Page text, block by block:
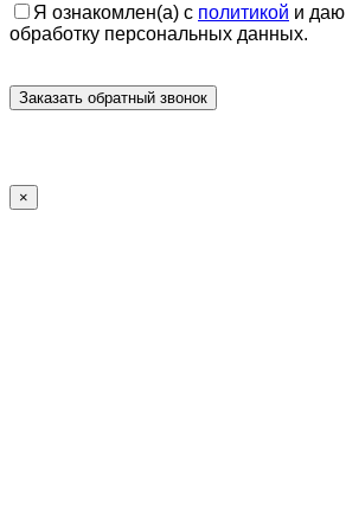
Я ознакомлен(а) с политикой и даю
обработку персональных данных.
×